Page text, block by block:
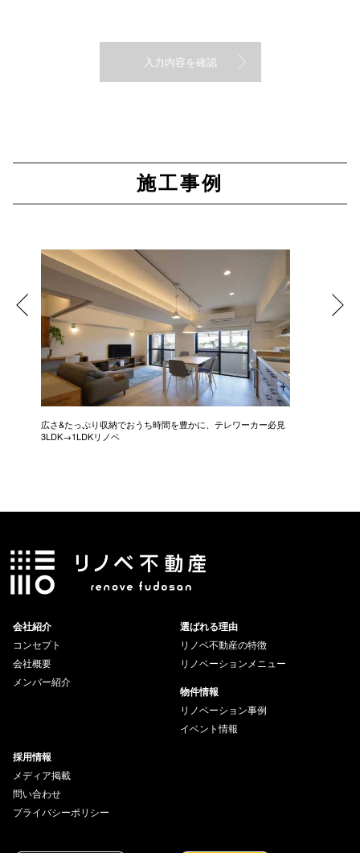
施工事例
広さ&たっぷり収納でおうち時間を豊かに、テレワーカー必見
3LDK→1LDKリノベ
会社紹介
コンセプト
会社概要
メンバー紹介
選ばれる理由
リノベ不動産の特徴
リノベーションメニュー
物件情報
リノベーション事例
イベント情報
採用情報
メディア掲載
問い合わせ
プライバシーポリシー